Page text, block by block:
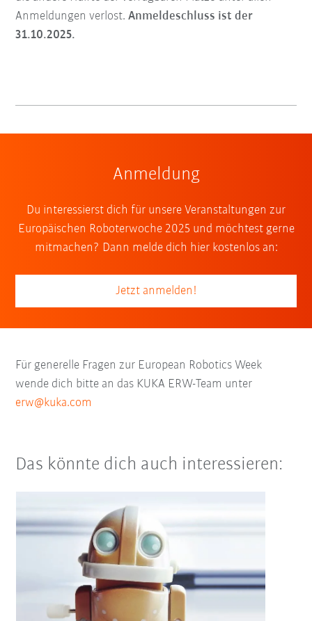
Anmeldungen verlost.Anmeldeschluss ist der
31.10.2025.
Anmeldung
Du interessierst dich für unsere Veranstaltungen zur
Europäischen Roboterwoche 2025 und möchtest gerne
mitmachen? Dann melde dich hier kostenlos an:
Jetzt anmelden!
Für generelle Fragen zur European Robotics Week
wende dich bitte an das KUKA ERW-Team unter
erw@kuka.com
Das könnte dich auch interessieren: